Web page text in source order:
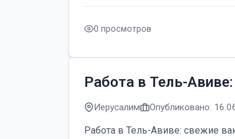
0 просмотров
Работа в Тель-
Иерусалим Опубликовано:
Работа в Тель-Авиве: свежие